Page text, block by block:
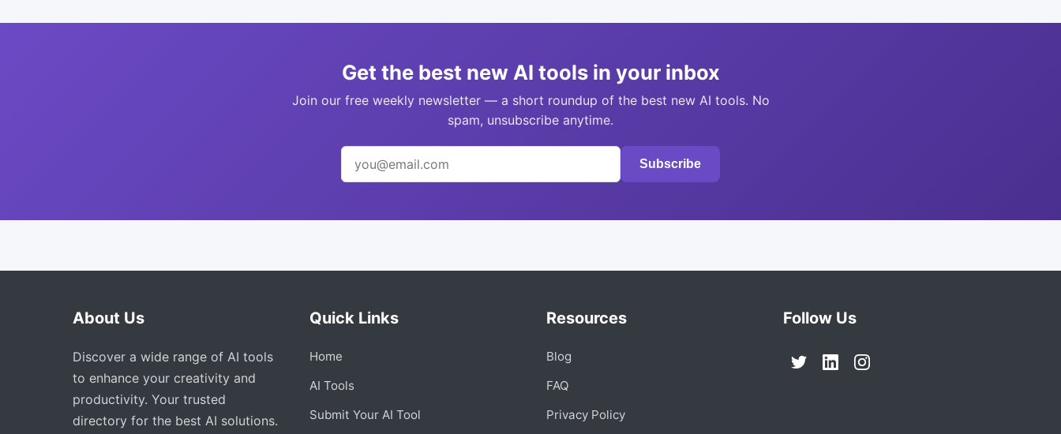
Get the best new AI tools in your inbox
Join our free weekly newsletter — a short roundup of the best new AI tools. No
spam, unsubscribe anytime.
Subscribe
About Us
Discover a wide range of AI tools
to enhance your creativity and
productivity. Your trusted
directory for the best AI solutions.
Quick Links
Home
AI Tools
Submit Your AI Tool
Resources
Blog
FAQ
Privacy Policy
Follow Us